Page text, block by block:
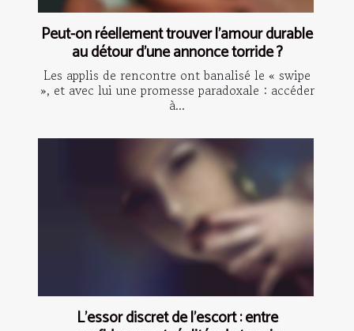
Peut-on réellement trouver l’amour durable
au détour d’une annonce torride ?
Les applis de rencontre ont banalisé le « swipe
», et avec lui une promesse paradoxale : accéder
à...
L’essor discret de l’escort : entre